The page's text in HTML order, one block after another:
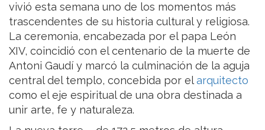
vivió esta semana uno de los momentos más
trascendentes de su historia cultural y religiosa.
La ceremonia, encabezada por el papa León
XIV, coincidió con el centenario de la muerte de
Antoni Gaudí y marcó la culminación de la aguja
central del templo, concebida por elarquitecto
como el eje espiritual de una obra destinada a
unir arte, fe y naturaleza.